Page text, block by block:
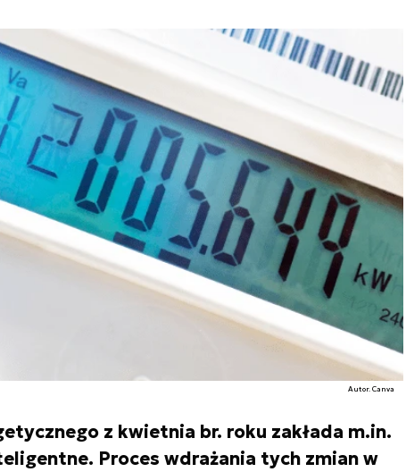
Autor. Canva
z kwietnia br. roku zakłada m.in.
Proces wdrażania tych zmian w